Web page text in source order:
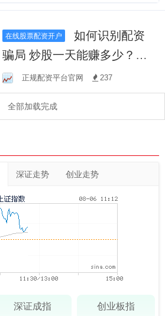
在线股票配资开户
如何识别配资
骗局 炒股一天能赚多少？小
额实战收益揭秘！
正规配资平台官网 237
全部加载完成
深证走势 创业走势
深证成指 创业板指